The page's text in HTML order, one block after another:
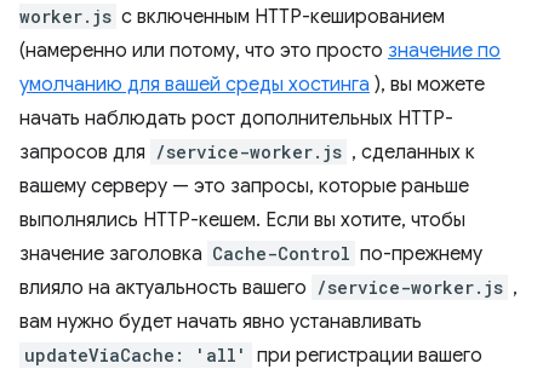
worker.js с включенным HTTP-кешированием
(намеренно или потому, что это просто значение по
умолчанию для вашей среды хостинга ), вы можете
начать наблюдать рост дополнительных HTTP-
запросов для /service-worker.js , сделанных к
вашему серверу — это запросы, которые раньше
выполнялись HTTP-кешем. Если вы хотите, чтобы
значение заголовка Cache-Control по-прежнему
влияло на актуальность вашего /service-worker.js ,
вам нужно будет начать явно устанавливать
updateViaCache: 'all'
при регистрации вашего